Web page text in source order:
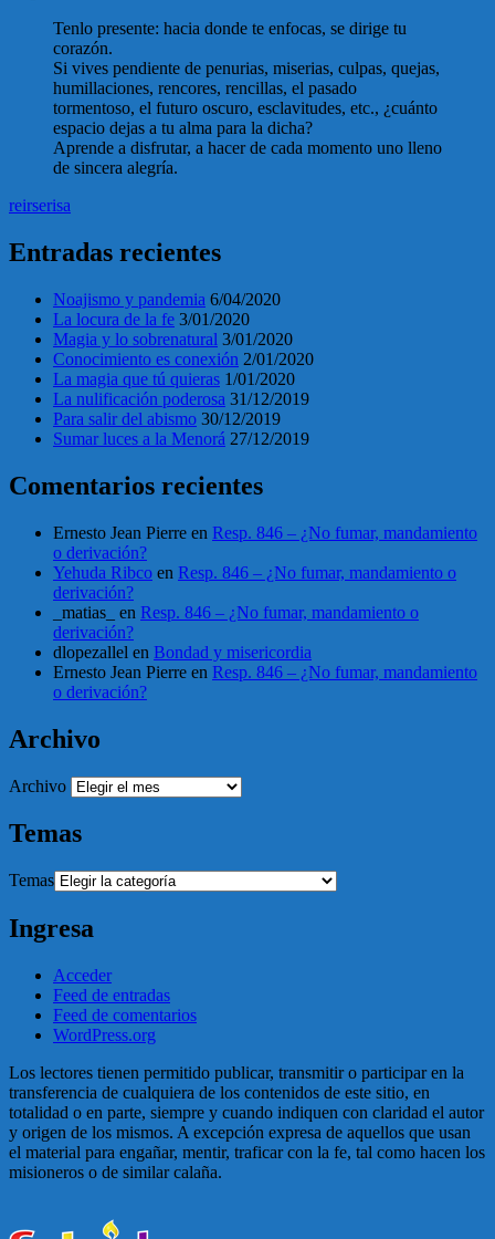
Tenlo presente: hacia donde te enfocas, se dirige tu
corazón.
Si vives pendiente de penurias, miserias, culpas, quejas,
humillaciones, rencores, rencillas, el pasado
tormentoso, el futuro oscuro, esclavitudes, etc., ¿cuánto
espacio dejas a tu alma para la dicha?
Aprende a disfrutar, a hacer de cada momento uno lleno
de sincera alegría.
reirserisa
Entradas recientes
Noajismo y pandemia 6/04/2020
La locura de la fe 3/01/2020
Magia y lo sobrenatural 3/01/2020
Conocimiento es conexión 2/01/2020
La magia que tú quieras 1/01/2020
La nulificación poderosa 31/12/2019
Para salir del abismo 30/12/2019
Sumar luces a la Menorá 27/12/2019
Comentarios recientes
Ernesto Jean Pierre en Resp. 846 – ¿No fumar, mandamiento
o derivación?
Yehuda Ribco en Resp. 846 – ¿No fumar, mandamiento o
derivación?
_matias_
en Resp. 846 – ¿No fumar, mandamiento o
derivación?
dlopezallel en Bondad y misericordia
Ernesto Jean Pierre en Resp. 846 – ¿No fumar, mandamiento
o derivación?
Archivo
Archivo
Temas
Temas
Ingresa
Acceder
Feed de entradas
Feed de comentarios
WordPress.org
Los lectores tienen permitido publicar, transmitir o participar en la
transferencia de cualquiera de los contenidos de este sitio, en
totalidad o en parte, siempre y cuando indiquen con claridad el autor
y origen de los mismos. A excepción expresa de aquellos que usan
el material para engañar, mentir, traficar con la fe, tal como hacen los
misioneros o de similar calaña.